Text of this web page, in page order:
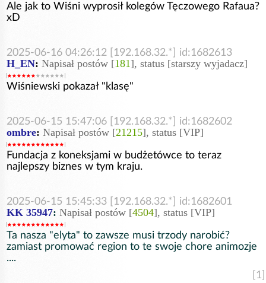
Ale jak to Wiśni wyprosił kolegów Tęczowego Rafaua?
xD
2025-06-16 04:26:12 [192.168.32.*] id:1682613
H_EN: Napisał postów [181], status [starszy wyjadacz]
Wiśniewski pokazał "klasę"
2025-06-15 15:47:06 [192.168.32.*] id:1682602
ombre: Napisał postów [21215], status [VIP]
Fundacja z koneksjami w budżetówce to teraz
najlepszy biznes w tym kraju.
2025-06-15 15:45:33 [192.168.32.*] id:1682601
KK 35947: Napisał postów [4504], status [VIP]
Ta nasza "elyta" to zawsze musi trzody narobić?
zamiast promować region to te swoje chore animozje
....
[1]